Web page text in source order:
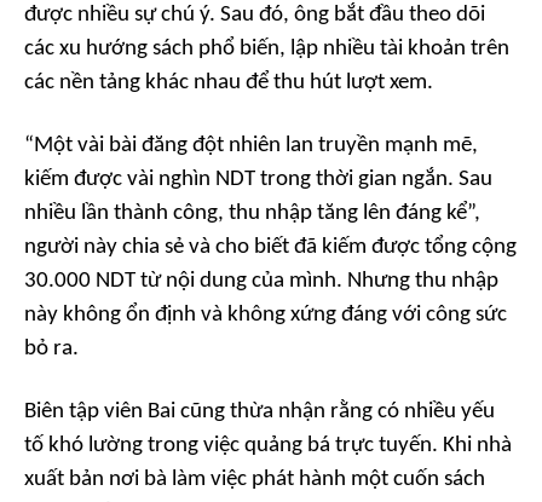
được nhiều sự chú ý. Sau đó, ông bắt đầu theo dõi
các xu hướng sách phổ biến, lập nhiều tài khoản trên
các nền tảng khác nhau để thu hút lượt xem.
“Một vài bài đăng đột nhiên lan truyền mạnh mẽ,
kiếm được vài nghìn NDT trong thời gian ngắn. Sau
nhiều lần thành công, thu nhập tăng lên đáng kể”,
người này chia sẻ và cho biết đã kiếm được tổng cộng
30.000 NDT từ nội dung của mình. Nhưng thu nhập
này không ổn định và không xứng đáng với công sức
bỏ ra.
Biên tập viên Bai cũng thừa nhận rằng có nhiều yếu
tố khó lường trong việc quảng bá trực tuyến. Khi nhà
xuất bản nơi bà làm việc phát hành một cuốn sách